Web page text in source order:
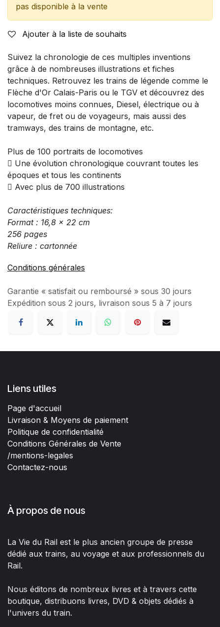
pas disponible à la vente
Ajouter à la liste de souhaits
Suivez la chronologie de ces multiples inventions
grâce à de nombreuses illustrations et fiches
techniques. Retrouvez les trains de légende comme le
Flèche d'Or Calais-Paris ou le TGV et découvrez des
locomotives moins connues, Diesel, électrique ou à
vapeur, de fret ou de voyageurs, mais aussi des
tramways, des trains de montagne, etc.
Plus de 100 portraits de locomotives
 Une évolution chronologique couvrant toutes les
époques et tous les continents
 Avec plus de 700 illustrations
Caractéristiques techniques:
Format : 16,8 x 22 cm
256 pages
Reliure : cartonnée
Conditions générales
Garantie « satisfait ou remboursé » sous 30 jours
Expédition sous 2 jours, livraison sous 5 à 7 jours
Liens utiles
Page d'accueil
Livraison & Moyens de paiement
Politique de confidentialité
Conditions Générales de Vente
/mentions-legales
Contactez-nous
À propos de nous
La Vie du Rail est le plus ancien groupe de presse
dédié aux trains, au voyage et aux professionnels du
Rail.
Nous éditons de nombreux livres et à travers cette
boutique, distribuons livres, DVD & objets dédiés à
l'univers du train.